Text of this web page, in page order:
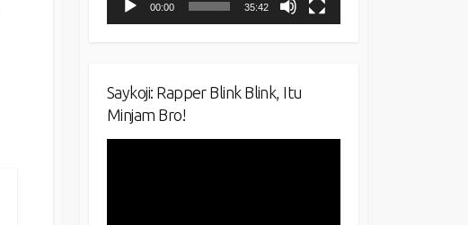
00:00 35:42
Saykoji: Rapper Blink Blink, Itu
Minjam Bro!